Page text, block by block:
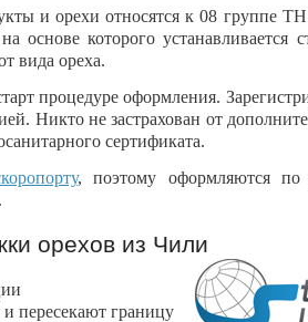
и орехи относятся к 08 группе
основе которого
вида ореха.
процедуре оформления.
Никто не застрахован от
сертификата.
, поэтому оформляются по
орехов из Чили
пересекают границу